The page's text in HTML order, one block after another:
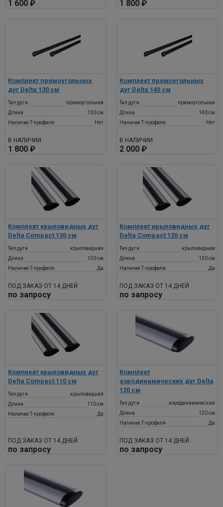
1 600 ₽ 1 800 ₽
Комплект прямоугольных
дуг Delta 130 см
Тип дуги
прямоугольная
Длина
130 см
Наличие Т-профиля
Нет
В НАЛИЧИИ
1 800 ₽
Комплект прямоугольных
дуг Delta 140 см
Тип дуги
прямоугольная
Длина
140 см
Наличие Т-профиля
Нет
В НАЛИЧИИ
2 000 ₽
Комплект крыловидных дуг
Delta Compact 130 см
Тип дуги
крыловидная
Длина
130 см
Наличие Т-профиля
Да
ПОД ЗАКАЗ ОТ 14 ДНЕЙ
по запросу
Комплект крыловидных дуг
Delta Compact 120 см
Тип дуги
крыловидная
Длина
120 см
Наличие Т-профиля
Да
ПОД ЗАКАЗ ОТ 14 ДНЕЙ
по запросу
Комплект крыловидных дуг
Delta Compact 110 см
Тип дуги
крыловидная
Длина
110 см
Наличие Т-профиля
Да
ПОД ЗАКАЗ ОТ 14 ДНЕЙ
по запросу
Комплект
аэродинамических дуг Delta
120 см
Тип дуги
аэродинамическая
Длина
120 см
Наличие Т-профиля
Да
ПОД ЗАКАЗ ОТ 14 ДНЕЙ
по запросу